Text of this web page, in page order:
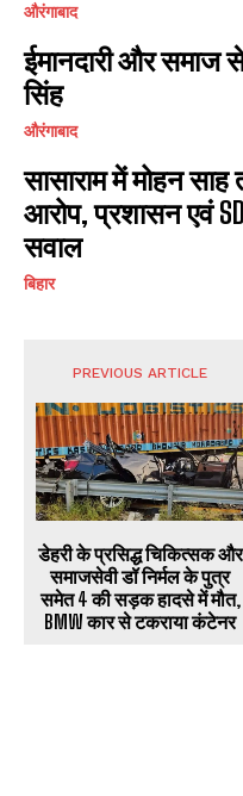
औरंगाबाद
ईमानदारी और समाज
सिंह
औरंगाबाद
सासाराम में मोहन
आरोप, प्रशासन एवं
सवाल
बिहार
PREVIOUS ARTICLE
डेहरी के प्रसिद्ध चिकित्सक और
समाजसेवी डॉ निर्मल के पुत्र
समेत 4 की सड़क हादसे में मौत,
BMW कार से टकराया कंटेनर